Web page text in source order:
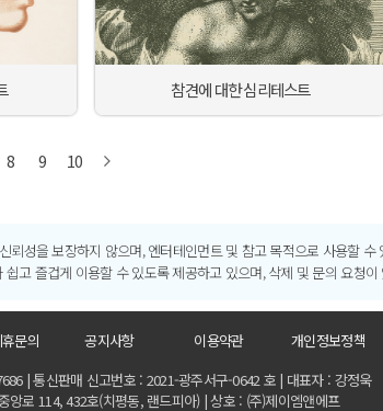
참견에 대한 심리테스트
8 9 10
성을 보장하지 않으며, 엔터테인먼트 및 참고 목적으로 사용할 수
고 즐겁게 이용할 수 있도록 제공하고 있으며, 삭제 및 문의 요청
문의 공지사항 이용약관
개인정보정책
| 통신판매 신고번호 : 2021-광주서구-0642 호 | 대표자 : 강정욱
앙로 114, 432호(치평동, 랜드피아) | 상호 : (주)제이엠앤에프